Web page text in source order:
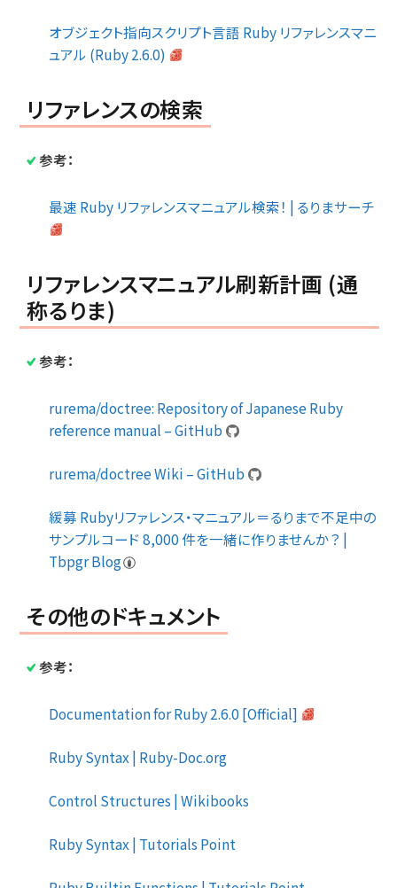
オブジェクト指向スクリプト言語 Ruby リファレンスマニ
ュアル (Ruby 2.6.0)
リファレンスの検索
参考：
最速 Ruby リファレンスマニュアル検索！ | るりまサーチ
リファレンスマニュアル刷新計画 (通
称るりま)
参考：
rurema/doctree: Repository of Japanese Ruby
reference manual – GitHub
rurema/doctree Wiki – GitHub
緩募 Rubyリファレンス・マニュアル＝るりまで不足中の
サンプルコード 8,000 件を一緒に作りませんか？ |
Tbpgr Blog
その他のドキュメント
参考：
Documentation for Ruby 2.6.0 [Official]
Ruby Syntax | Ruby-Doc.org
Control Structures | Wikibooks
Ruby Syntax | Tutorials Point